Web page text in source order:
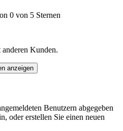
0 von 5 Sternen
Kunden.
anzeigen
Benutzern abgegeben
oder erstellen Sie einen neuen